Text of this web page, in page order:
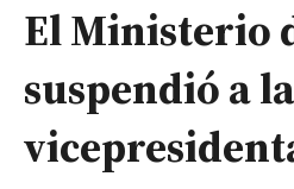
El Ministerio
suspendió a la